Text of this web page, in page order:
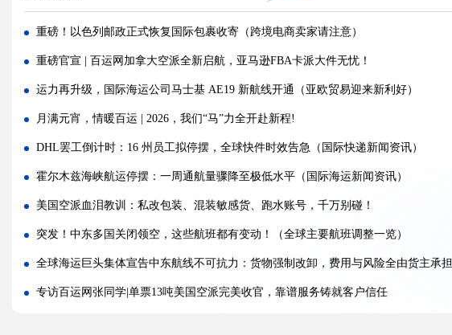
百运网邀您来上海双年展逛展领钱啦！
百运网端午假期不打烊，各仓收发货安排速看！
高光时刻 | 百运网携“稳达美国”系列产品闪耀亮相2026赛狐ERP跨境AI增长峰会
疯涨!海运巨头集体抬价，欧线一舱难求!外贸人如何破局？
蓄势扩容，焕新启航 | 百运网32000㎡全新标准化仓库正式启用！
假期不打烊 | 百运网运作中心五一假期照常接单入库，守护每一份跨境托付！
炸了！欧盟疯狂翻旧账，4000批国货被扣，涉案超11亿
扛不住！亚马逊FBA配送费连涨，每单多付0.2-0.7刀，卖家降本突破口在哪？
重磅！以色列邮政正式恢复国际包裹收寄（跨境电商卖家请注意）
重磅官宣 | 百运网加拿大空派全新启航，亚马逊FBA卡派大件无忧！
运力再升级，国际海运公司马士基 AE19 新航线开通（亚欧贸易迎来新利好）
月满元宵，情暖百运 | 2026，我们“马”力全开赴新程!
DHL罢工倒计时：16 州员工拟停摆，全球快件时效告急（国际快递新闻资讯）
霍尔木兹海峡航运停摆：一周通航量骤降至极低水平（国际海运新闻资讯）
美国空派血泪教训：私改包装、混装敏感货、跑水账号，千万别碰！
突发！中东多国关闭领空，这些航班都有变动！（全球主要航班调整一览）
全球海运巨头集体宣告中东航线不可抗力：货物强制改卸，费用与风险全由货主承担
专访百运网张同学|单票13吨美国空派完美收官，靠谱服务铸就客户信任